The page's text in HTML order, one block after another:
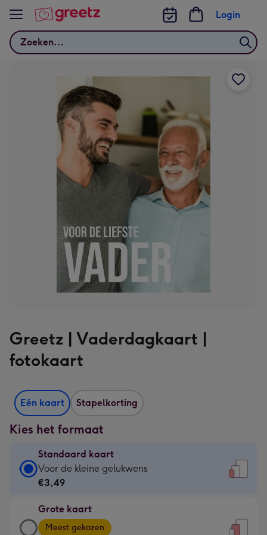
Bekijk meer
Zoeken
Login
Greetz | Vaderdagkaart |
fotokaart
Eén kaart Stapelkorting
Kies het formaat
Standaard kaart
Standaard
kaart
€3,49
-
Voor de kleine gelukwens
€3,49
Grote kaart
Grote
Meest gekozen